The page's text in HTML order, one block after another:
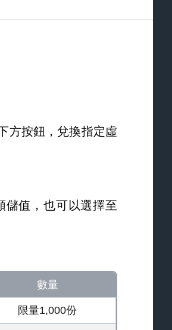
方按鈕，兌換指定虛
儲值，也可以選擇至
數量
限量1,000份